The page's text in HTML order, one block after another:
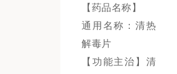
【药品名称】
通用名称：清热
解毒片
【功能主治】清